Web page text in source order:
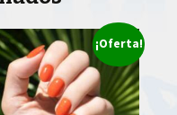
¡Oferta!